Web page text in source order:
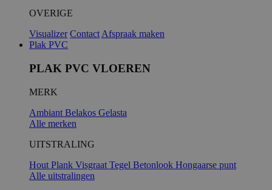
OVERIGE
Visualizer ContactAfspraak maken
Plak PVC
PLAK PVC VLOEREN
MERK
Ambiant Belakos Gelasta
Alle merken
UITSTRALING
Hout Plank Visgraat Tegel Betonlook Hongaarse punt
Alle uitstralingen